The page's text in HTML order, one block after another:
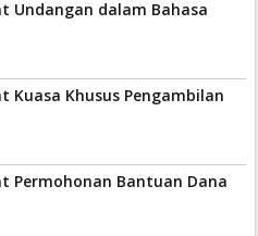
Undangan dalam Bahasa
Kuasa Khusus Pengambilan
Permohonan Bantuan Dana